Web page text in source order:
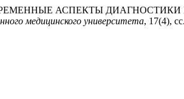
«СОВРЕМЕННЫЕ АСПЕКТЫ
медицинского университета, 17(4),